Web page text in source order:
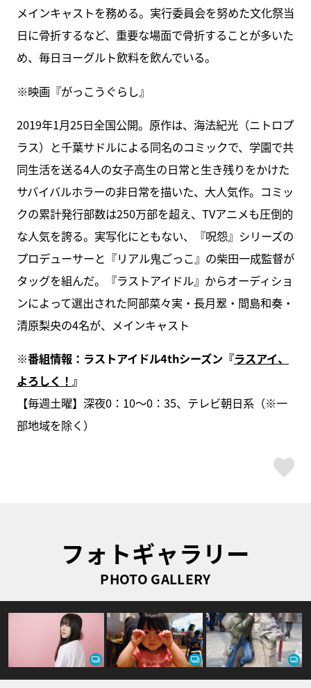
メインキャストを務める。実行委員会を努めた文化祭当
日に骨折するなど、重要な場面で骨折することが多いた
め、毎日ヨーグルト飲料を飲んでいる。
※映画『がっこうぐらし』
2019年1月25日全国公開。原作は、海法紀光（ニトロプ
ラス）と千葉サドルによる同名のコミックで、学園で共
同生活を送る4人の女子高生の日常と生き残りをかけた
サバイバルホラーの非日常を描いた、大人気作。コミッ
クの累計発行部数は250万部を超え、TVアニメも圧倒的
な人気を誇る。実写化にともない、『呪怨』シリーズの
プロデューサーと『リアル鬼ごっこ』の柴田一成監督が
タッグを組んだ。『ラストアイドル』からオーディショ
ンによって選出された阿部菜々実・長月翠・間島和奏・
清原梨央の4名が、メインキャスト
※番組情報：ラストアイドル4thシーズン『ラスアイ、
よろしく！ 』
【毎週土曜】深夜0：10～0：35、テレビ朝日系（※一
部地域を除く）
フォトギャラリー
PHOTO GALLERY